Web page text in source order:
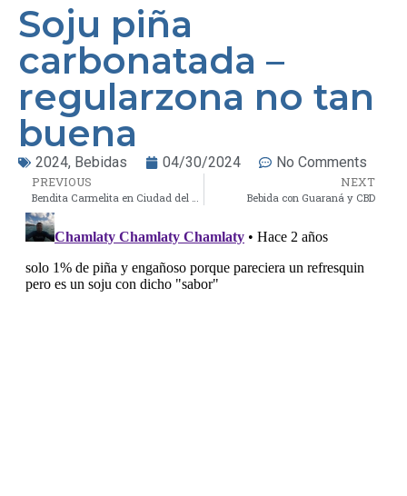
Soju piña
carbonatada –
regularzona no tan
buena
2024, Bebidas 04/30/2024 No Comments
PREVIOUS NEXT
Bebida con Guaraná y CBD